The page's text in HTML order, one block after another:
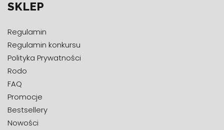
SKLEP
Regulamin
Regulamin konkursu
Polityka Prywatności
Rodo
FAQ
Promocje
Bestsellery
Nowości